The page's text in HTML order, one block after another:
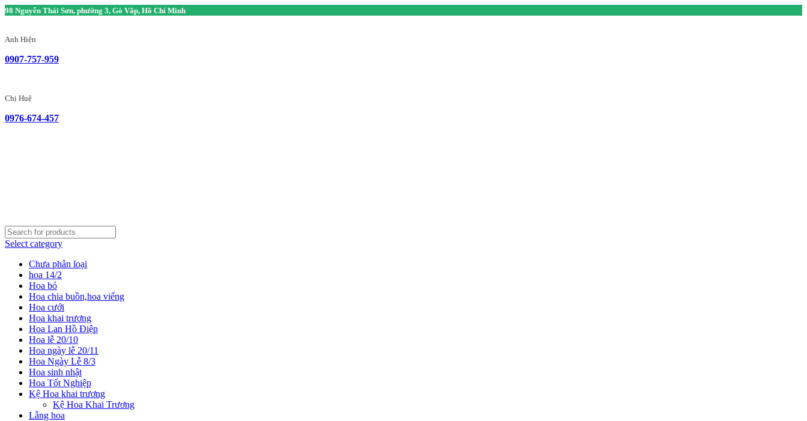
98 Nguyễn Thái Sơn, phường 3, Gò Vấp, Hồ Chí Minh
Anh Hiện
0907-757-959
Chị Huệ
0976-674-457
Select category
Chưa phân loại
hoa 14/2
Hoa bó
Hoa chia buồn,hoa viếng
Hoa cưới
Hoa khai trương
Hoa Lan Hồ Điệp
Hoa lễ 20/10
Hoa ngày lễ 20/11
Hoa Ngày Lễ 8/3
Hoa sinh nhật
Hoa Tốt Nghiệp
Kệ Hoa khai trương
Kệ Hoa Khai Trương
Lẵng hoa